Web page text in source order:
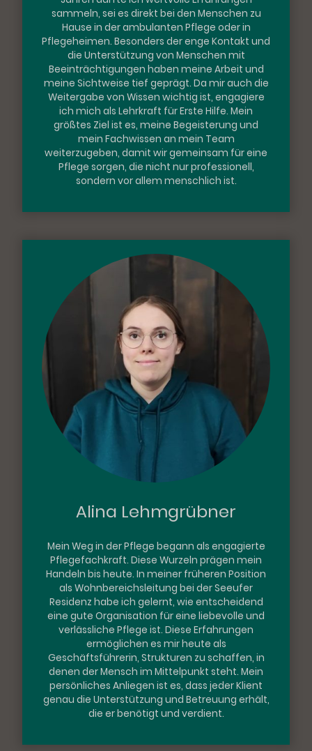
sammeln, sei es direkt bei den Menschen zu
Hause in der ambulanten Pflege oder in
Pflegeheimen. Besonders der enge Kontakt und
die Unterstützung von Menschen mit
Beeinträchtigungen haben meine Arbeit und
meine Sichtweise tief geprägt. Da mir auch die
Weitergabe von Wissen wichtig ist, engagiere
ich mich als Lehrkraft für Erste Hilfe. Mein
größtes Ziel ist es, meine Begeisterung und
mein Fachwissen an mein Team
weiterzugeben, damit wir gemeinsam für eine
Pflege sorgen, die nicht nur professionell,
sondern vor allem menschlich ist.
Alina Lehmgrübner
Mein Weg in der Pflege begann als engagierte
Pflegefachkraft. Diese Wurzeln prägen mein
Handeln bis heute. In meiner früheren Position
als Wohnbereichsleitung bei der Seeufer
Residenz habe ich gelernt, wie entscheidend
eine gute Organisation für eine liebevolle und
verlässliche Pflege ist. Diese Erfahrungen
ermöglichen es mir heute als
Geschäftsführerin, Strukturen zu schaffen, in
denen der Mensch im Mittelpunkt steht. Mein
persönliches Anliegen ist es, dass jeder Klient
genau die Unterstützung und Betreuung erhält,
die er benötigt und verdient.